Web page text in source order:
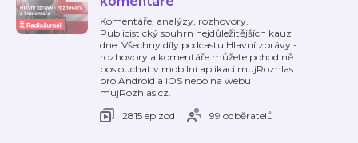
Komentáře, analýzy, rozhovory.
Publicistický souhrn nejdůležitějších kauz
dne. Všechny díly podcastu Hlavní zprávy -
rozhovory a komentáře můžete pohodlně
poslouchat v mobilní aplikaci mujRozhlas
pro Android a iOS nebo na webu
mujRozhlas.cz.
2815 epizod
99 odběratelů